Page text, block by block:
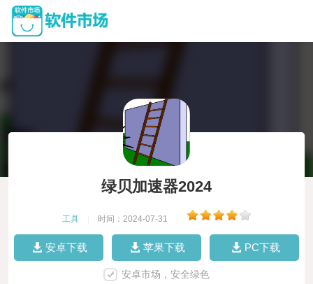
绿贝加速器2024
工具 时间：2024-07-31
安卓下载 苹果下载 PC下载
安卓市场，安全绿色